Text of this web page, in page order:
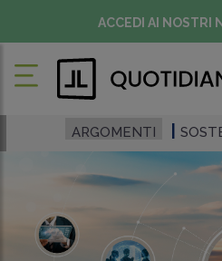
ACCEDI AI NOSTRI
ARGOMENTI